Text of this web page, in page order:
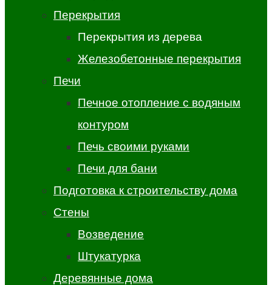
Перекрытия
Перекрытия из дерева
Железобетонные перекрытия
Печи
Печное отопление с водяным
контуром
Печь своими руками
Печи для бани
Подготовка к строительству дома
Стены
Возведение
Штукатурка
Деревянные дома